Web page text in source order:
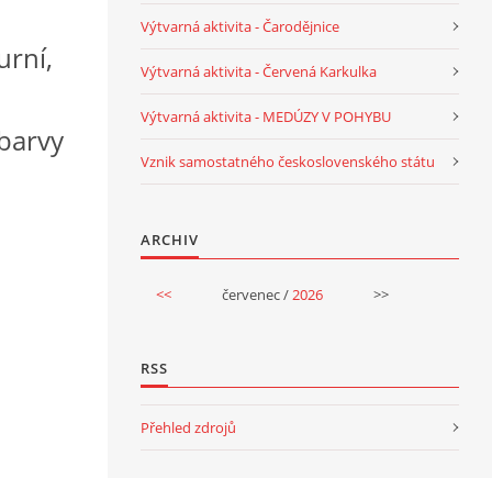
Výtvarná aktivita - Čarodějnice
Výtvarná aktivita - Červená Karkulka
Výtvarná aktivita - MEDÚZY V POHYBU
Vznik samostatného československého státu
ARCHIV
<< červenec / 2026 >>
RSS
Přehled zdrojů